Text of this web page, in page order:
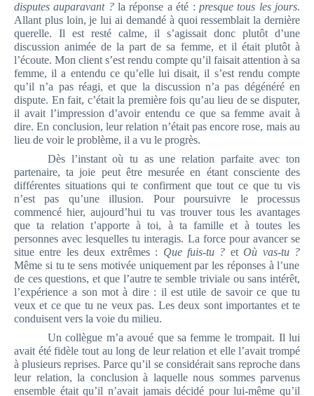
disputes auparavant ?la réponse a été : presque tous les jours.
Allant plus loin, je lui ai demandé à quoi ressemblait la dernière
querelle. Il est resté calme, il s’agissait donc plutôt d’une
discussion animée de la part de sa femme, et il était plutôt à
l’écoute. Mon client s’est rendu compte qu’il faisait attention à sa
femme, il a entendu ce qu’elle lui disait, il s’est rendu compte
qu’il n’a pas réagi, et que la discussion n’a pas dégénéré en
dispute. En fait, c’était la première fois qu’au lieu de se disputer,
il avait l’impression d’avoir entendu ce que sa femme avait à
dire. En conclusion, leur relation n’était pas encore rose, mais au
lieu de voir le problème, il a vu le progrès.
Dès l’instant où tu as une relation parfaite avec ton
partenaire, ta joie peut être mesurée en étant consciente des
différentes situations qui te confirment que tout ce que tu vis
n’est pas qu’une illusion. Pour poursuivre le processus
commencé hier, aujourd’hui tu vas trouver tous les avantages
que ta relation t’apporte à toi, à ta famille et à toutes les
personnes avec lesquelles tu interagis. La force pour avancer se
situe entre les deux extrêmes : Que fuis-tu ? etOù vas-tu ?
Même si tu te sens motivée uniquement par les réponses à l’une
de ces questions, et que l’autre te semble triviale ou sans intérêt,
l’expérience a son mot à dire : il est utile de savoir ce que tu
veux et ce que tu ne veux pas. Les deux sont importantes et te
conduisent vers la voie du milieu.
Un collègue m’a avoué que sa femme le trompait. Il lui
avait été fidèle tout au long de leur relation et elle l’avait trompé
à plusieurs reprises. Parce qu’il se considérait sans reproche dans
leur relation, la conclusion à laquelle nous sommes parvenus
ensemble était qu’il n’avait jamais décidé pour lui-même qu’il